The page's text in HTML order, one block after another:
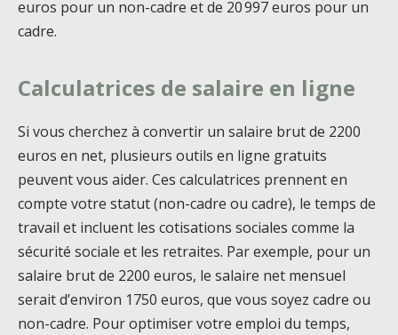
euros pour un non-cadre et de 20 997 euros pour un
cadre.
Calculatrices de salaire en ligne
Si vous cherchez à convertir un salaire brut de 2200
euros en net, plusieurs outils en ligne gratuits
peuvent vous aider. Ces calculatrices prennent en
compte votre statut (non-cadre ou cadre), le temps de
travail et incluent les cotisations sociales comme la
sécurité sociale et les retraites. Par exemple, pour un
salaire brut de 2200 euros, le salaire net mensuel
serait d’environ 1750 euros, que vous soyez cadre ou
non-cadre. Pour optimiser votre emploi du temps,